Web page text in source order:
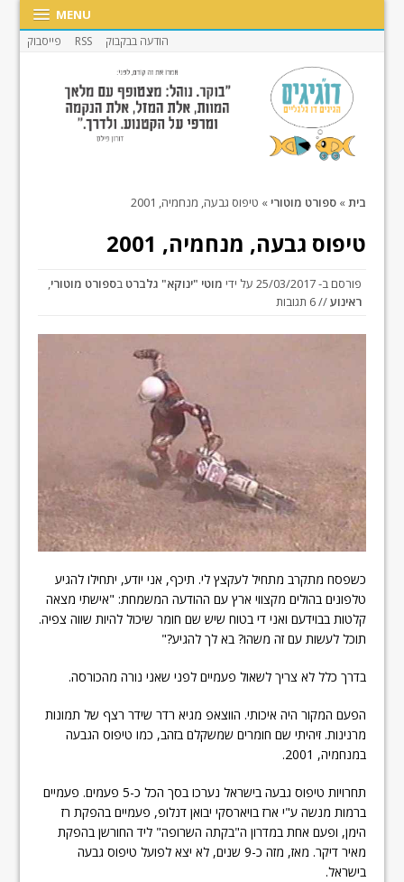
MENU
הודעה בבקבוק RSS פייסבוק
בית » ספורט מוטורי » טיפוס גבעה, מנחמיה, 2001
טיפוס גבעה, מנחמיה, 2001
פורסם ב-25/03/2017 על ידי מוטי "ינוקא" גלברט בספורט מוטורי
ראינוע// 6 תגובות
כשפסח מתקרב מתחיל לעקצץ לי. תיכף, אני יודע, יתחילו להגיע
טלפונים בהולים מקצווי ארץ עם ההודעה המשמחת: "אישתי מצאה
קלטות בבוידעם ואני די בטוח שיש שם חומר שיכול להיות שווה צפיה.
תוכל לעשות עם זה משהו? בא לך להגיע?"
בדרך כלל לא צריך לשאול פעמיים לפני שאני נורה מהכורסה.
הפעם המקור היה איכותי. הווצאפ מגיא רדר שידר רצף של תמונות
מרנינות. זיהיתי שם חומרים שמשקלם בזהב, כמו טיפוס הגבעה
במנחמיה, 2001.
תחרויות טיפוס גבעה בישראל נערכו בסך הכל כ-5 פעמים. פעמיים
ברמות מנשה ע"י ארז בויארסקי יבואן דנלופ, פעמיים בהפקת רז
הימן, ופעם אחת במדרון ה"בקתה השרופה" ליד החורשן בהפקת
מאיר דיקר. מאז, מזה כ-9 שנים, לא יצא לפועל טיפוס גבעה
בישראל.